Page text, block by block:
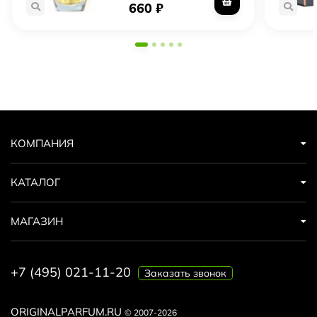
660₽
ORIGINALPARFUM.RU © 2007-2026
КОМПАНИЯ
КАТАЛОГ
МАГАЗИН
+7 (495) 021-11-20 Заказать звонок